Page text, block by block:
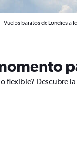
Vuelos baratos de Londres a
flexible? Descubre